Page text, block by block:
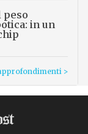
peso
in un
>